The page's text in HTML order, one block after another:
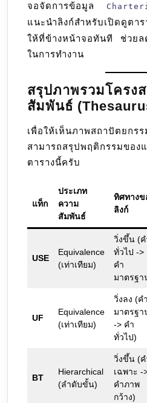
จอจัดการข้อมูล
แนะนำลิงก์สำหรับเปิดดูตา
ให้ที่ข้างหน้าจอทันที ช่วยล
ในการทำงาน
สรุปภาพรวมโครง
สัมพันธ์
เพื่อให้เห็นภาพสถาปัตยก
สามารถสรุปพฤติกรรมข
ตารางนี้ครับ
แท็ก
ประเภท
ความ
สัมพันธ์
ทิศทางข
ลิงก์
USE
Equivalence
(เท่าเทียม)
วิ่งขึ้น (ค
ทั่วไป ->
คำ
มาตรฐา
UF
Equivalence
(เท่าเทียม)
วิ่งลง (คำ
มาตรฐา
-> คำ
ทั่วไป)
BT
Hierarchical
(ลำดับขั้น)
วิ่งขึ้น (ค
เฉพาะ -
คำภาพ
กว้าง)